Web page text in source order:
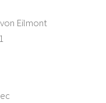
Eilmont